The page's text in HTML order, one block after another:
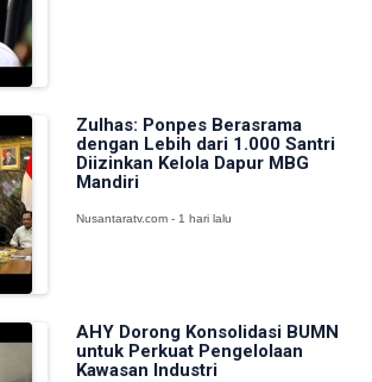
Zulhas: Ponpes Berasrama
dengan Lebih dari 1.000 Santri
Diizinkan Kelola Dapur MBG
Mandiri
Nusantaratv.com - 1 hari lalu
AHY Dorong Konsolidasi BUMN
untuk Perkuat Pengelolaan
Kawasan Industri